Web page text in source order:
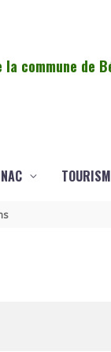
commune de